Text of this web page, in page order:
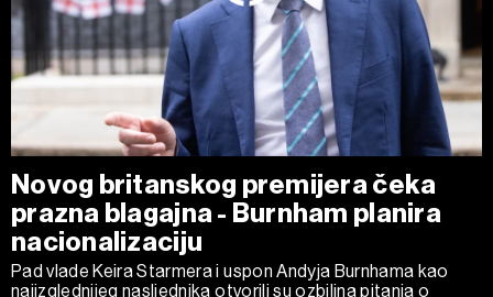
Novog britanskog premijera čeka
prazna blagajna - Burnham planira
nacionalizaciju
Pad vlade Keira Starmera i uspon Andyja Burnhama kao
najizglednijeg nasljednika otvorili su ozbiljna pitanja o